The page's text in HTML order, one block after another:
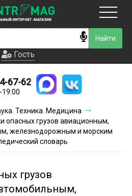
Гость
Новинки
доставки
оплаты
и скидки
Гость
67-62
19:00
Техника. Медицина
опасных грузов авиационным,
железнодорожным и морским
словарь
грузов